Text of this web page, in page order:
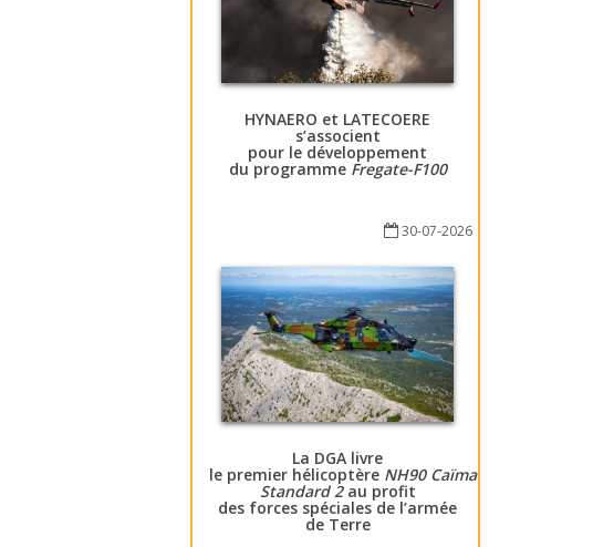
HYNAERO et LATECOERE
s’associent
pour le développement
du programme Fregate-F100
30-07-2026
La DGA livre
le premier hélicoptère NH90 Caïman
Standard 2au profit
des forces spéciales de l’armée
de Terre